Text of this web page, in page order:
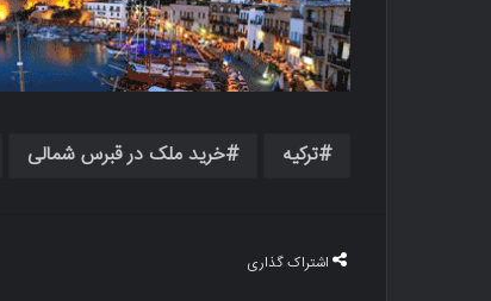
ترکیه خرید ملک در قبرس شمالی
اشتراک گذاری